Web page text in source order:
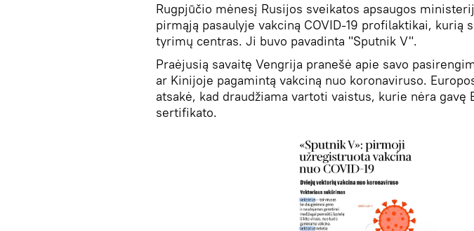
Rugpjūčio mėnesį Rusijos sveikatos apsaugos
pirmąją pasaulyje vakciną COVID-19 profilaktikai, kurią
tyrimų centras. Ji buvo pavadinta "Sputnik V".
Praėjusią savaitę Vengrija pranešė apie savo
ar Kinijoje pagamintą vakciną nuo koronaviruso.
atsakė, kad draudžiama vartoti vaistus, kurie nėra gavę
sertifikato.